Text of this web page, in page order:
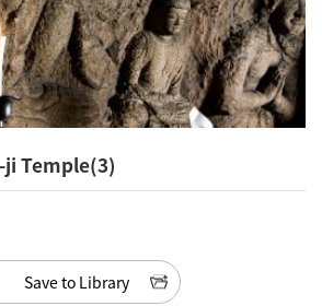
Temple(3)
Save to Library